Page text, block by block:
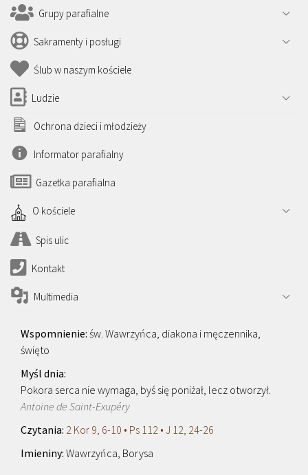
Grupy parafialne
Sakramenty i posługi
Ślub w naszym kościele
Ludzie
Ochrona dzieci i młodzieży
Informator parafialny
Gazetka parafialna
O kościele
Spis ulic
Kontakt
Multimedia
św. Wawrzyńca, diakona i męczennika,
święto
Pokora serca nie wymaga, byś się poniżał, lecz otworzył.
Antoine de Saint-Exupéry
2 Kor 9, 6-10 • Ps 112 • J 12, 24-26
Wawrzyńca, Borysa